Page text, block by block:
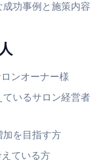
功事例と施策内容
ンオーナー様
いるサロン経営者
加を目指す方
ている方